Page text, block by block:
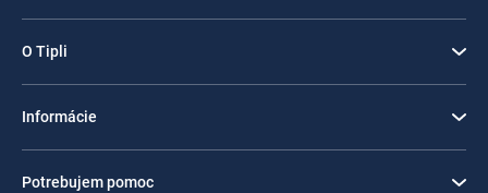
O Tipli
Informácie
Potrebujem pomoc